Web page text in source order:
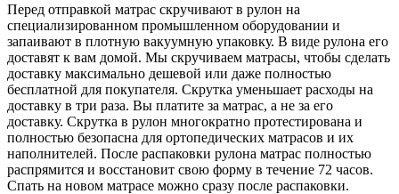
Перед отправкой матрас скручивают в рулон на
специализированном промышленном оборудовании и
запаивают в плотную вакуумную упаковку. В виде рулона его
доставят к вам домой. Мы скручиваем матрасы, чтобы сделать
доставку максимально дешевой или даже полностью
бесплатной для покупателя. Скрутка уменьшает расходы на
доставку в три раза. Вы платите за матрас, а не за его
доставку. Скрутка в рулон многократно протестирована и
полностью безопасна для ортопедических матрасов и их
наполнителей. После распаковки рулона матрас полностью
распрямится и восстановит свою форму в течение 72 часов.
Спать на новом матрасе можно сразу после распаковки.